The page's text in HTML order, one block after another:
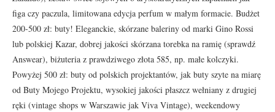
figa czy paczula, limitowana edycja perfum w małym formacie. Budżet
200-500 zł: buty! Eleganckie, skórzane baleriny od marki Gino Rossi
lub polskiej Kazar, dobrej jakości skórzana torebka na ramię (sprawdź
Answear), biżuteria z prawdziwego złota 585, np. małe kolczyki.
Powyżej 500 zł: buty od polskich projektantów, jak buty szyte na miarę
od Buty Mojego Projektu, wysokiej jakości płaszcz wełniany z drugiej
ręki (vintage shops w Warszawie jak Viva Vintage), weekendowy